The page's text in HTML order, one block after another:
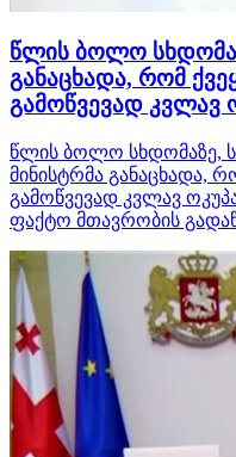
წლის ბოლო
განაცხადა, რომ
გამოწვევად კვლავ
წლის ბოლო სხდომაზე,
მინისტრმა განაცხადა,
გამოწვევად კვლავ
ფაქტო მთავრობის